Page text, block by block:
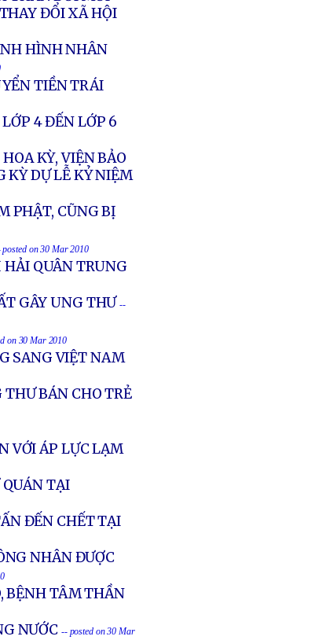
ĐỔI XÃ HỘI
HÌNH NHÂN
TIỀN TRÁI
4 ĐẾN LỚP 6
KỲ, VIỆN BẢO
KỲ DỰ LỄ KỶ NIỆM
PHẬT, CŨNG BỊ
posted on 30 Mar 2010
HẢI QUÂN TRUNG
GÂY UNG THƯ --
on 30 Mar 2010
SANG VIỆT NAM
BÁN CHO TRẺ
VỚI ÁP LỰC LẠM
TẠI
ĐẾN CHẾT TẠI
NHÂN ĐƯỢC
BỆNH TÂM THẦN
NƯỚC -- posted on 30 Mar